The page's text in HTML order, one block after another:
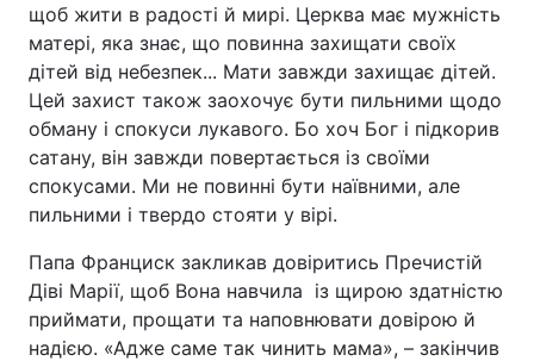
щоб жити в радості й мирі. Церква має мужність
матері, яка знає, що повинна захищати своїх
дітей від небезпек... Мати завжди захищає дітей.
Цей захист також заохочує бути пильними щодо
обману і спокуси лукавого. Бо хоч Бог і підкорив
сатану, він завжди повертається із своїми
спокусами. Ми не повинні бути наївними, але
пильними і твердо стояти у вірі.
Папа Франциск закликав довіритись Пречистій
Діві Марії, щоб Вона навчила із щирою здатністю
приймати, прощати та наповнювати довірою й
надією. «Адже саме так чинить мама», – закінчив